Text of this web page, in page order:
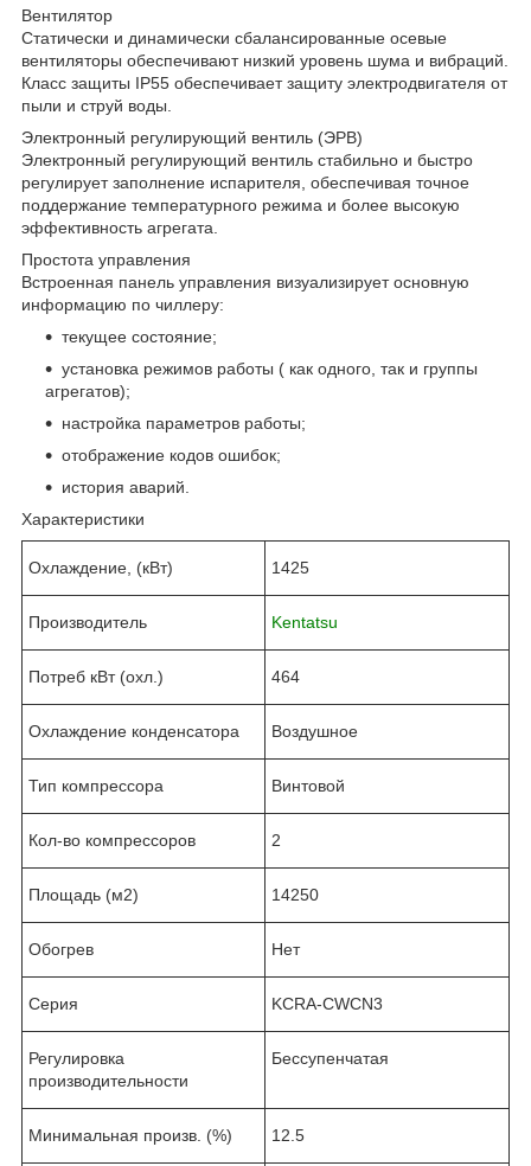
Вентилятор
Статически и динамически сбалансированные осевые
вентиляторы обеспечивают низкий уровень шума и вибраций.
Класс защиты IP55 обеспечивает защиту электродвигателя от
пыли и струй воды.
Электронный регулирующий вентиль (ЭРВ)
Электронный регулирующий вентиль стабильно и быстро
регулирует заполнение испарителя, обеспечивая точное
поддержание температурного режима и более высокую
эффективность агрегата.
Простота управления
Встроенная панель управления визуализирует основную
информацию по чиллеру:
текущее состояние;
установка режимов работы ( как одного, так и группы
агрегатов);
настройка параметров работы;
отображение кодов ошибок;
история аварий.
Характеристики
Охлаждение, (кВт) 1425
Производитель Kentatsu
Потреб кВт (охл.) 464
Охлаждение конденсатора Воздушное
Тип компрессора Винтовой
Кол-во компрессоров 2
Площадь (м2) 14250
Обогрев Нет
Серия KCRA-CWCN3
Регулировка
производительности
Бессупенчатая
Минимальная произв. (%) 12.5